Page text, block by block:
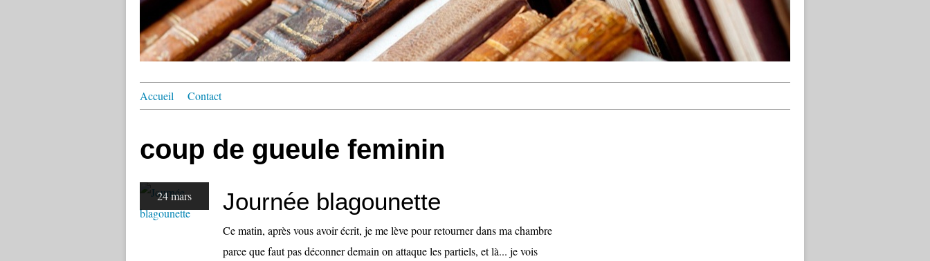
Accueil Contact
coup de gueule feminin
24 mars Journée blagounette
Ce matin, après vous avoir écrit, je me lève pour retourner dans ma chambre
parce que faut pas déconner demain on attaque les partiels, et là... je vois